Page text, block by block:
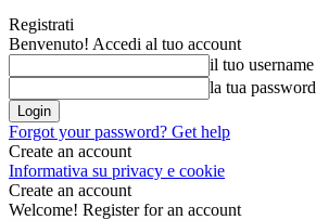
Registrati
Benvenuto! Accedi al tuo account
il tuo username
la tua password
Forgot your password? Get help
Create an account
Informativa su privacy e cookie
Create an account
Welcome! Register for an account